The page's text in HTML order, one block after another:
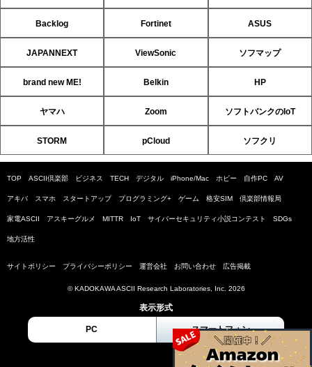
Backlog Fortinet ASUS
JAPANNEXT ViewSonic ソフマップ
brand new ME! Belkin HP
ヤマハ Zoom ソフトバンクのIoT
STORM pCloud ソフクリ
TOP ASCII倶楽部 ビジネス TECH デジタル iPhone/Mac ホビー 自作PC AV
アキバ スマホ スタートアップ プログラミング+ ゲーム 格安SIM 倶楽部情報局
家電ASCII アスキーグルメ MITTR IoT サイバーセキュリティ小説コンテスト SDGs
地方活性
サイトポリシー プライバシーポリシー 運営会社 お問い合わせ 広告掲載
© KADOKAWA ASCII Research Laboratories, Inc. 2026
表示形式
PC スマートフォン